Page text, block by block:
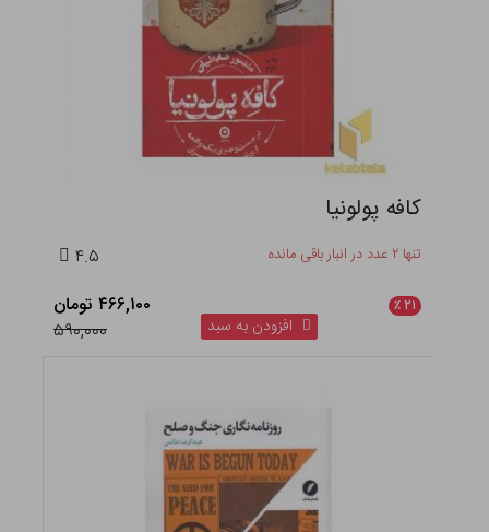
کافه پولونیا
تنها ۲ عدد در انبار باقی مانده ۴.۵
۲۱ ٪
۴۶۶,۱۰۰ تومان
۵۹۰,۰۰۰
افزودن به سبد